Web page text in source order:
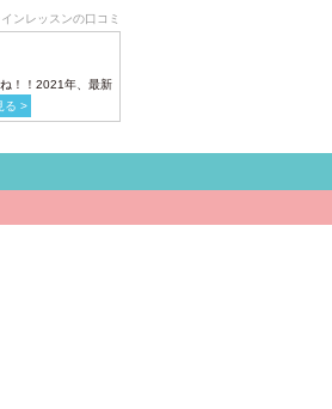
ンレッスンの口コミ
！！2021年、最新
る >